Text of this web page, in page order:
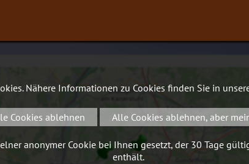
Nähere Informationen zu Cookies finden Sie in
Cookies ablehnen Alle Cookies ablehnen, aber
anonymer Cookie bei Ihnen gesetzt, der 30 Tage
enthält.